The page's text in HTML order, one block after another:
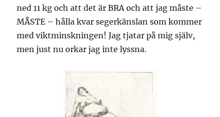
ned 11 kg och att det är BRA och att jag måste –
MÅSTE – hålla kvar segerkänslan som kommer
med viktminskningen! Jag tjatar på mig själv,
men just nu orkar jag inte lyssna.